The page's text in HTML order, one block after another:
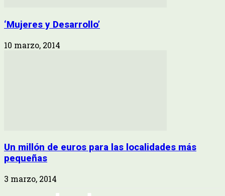
‘Mujeres y Desarrollo’
10 marzo, 2014
Un millón de euros para las localidades más
pequeñas
3 marzo, 2014